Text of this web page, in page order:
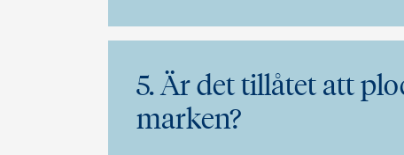
5. Är det tillåtet att
marken?